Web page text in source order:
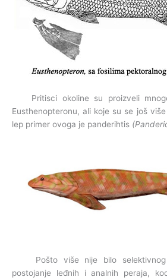
Pritisci okoline su proizveli
Eusthenopteronu, ali koje su se još
lep primer ovoga je panderihtis
Pošto više nije bilo selektivnog
postojanje leđnih i analnih peraja,